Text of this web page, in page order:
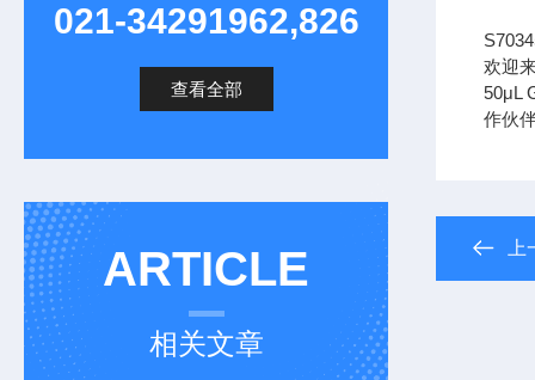
021-34291962,826
查看全部
ARTICLE
相关文章
欢迎
50μL
作伙